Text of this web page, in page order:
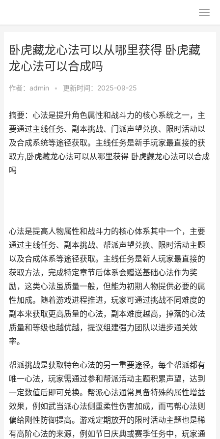
卧虎藏龙心法可以从哪里获得 卧虎藏
龙心法可以合成吗
作者： admin • 更新时间：2025-09-25
摘要：心法是提升角色属性和战斗力的核心系统之一，主
要通过主线任务、副本挑战、门派声望兑换、限时活动以
及合成系统等途径获取。主线任务是新手玩家最直接的获
取方,卧虎藏龙心法可以从哪里获得 卧虎藏龙心法可以合成
吗
心法是提高人物属性和战斗力的核心体系其中一个，主要
通过主线任务、副本挑战、帮派声望兑换、限时活动主题
以及合成体系等途径获取。主线任务是新人玩家最直接的
获取方法，完成特定章节后体系会赠送基础心法作为奖
励，这类心法虽质量一般，但能为初期人物提供必要的属
性加成。随着游戏进程推进，玩家可通过挑战不同难度的
副本来获取更高质量的心法，副本难度越高，掉落的心法
质量和等级也越优越，提议组建强力团队以进步通关效
率。
帮派挑战是获取特色心法的另一重要途径。每个帮派都有
唯一心法，玩家需通过参和帮派活动主题积累声望，达到
一定数值后即可兑换。帮派心法通常具备特殊的属性增益
效果，例如武当派心法侧重柔性伤害加成，而丐帮心法则
偏给刚性防御提高。游戏定期放开的限时活动主题也是稀
有高阶心法的来源，例如节日庆典或赛季任务中，玩家通